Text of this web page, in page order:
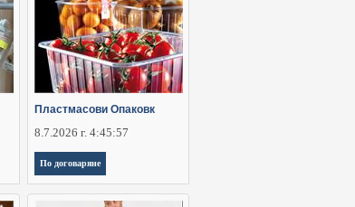
Пластмасови Опаковк
8.7.2026 г. 4:45:57
По договаряне